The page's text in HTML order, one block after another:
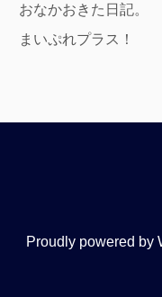
おなかおきた日記。
まいぷれプラス！
Proudly powered by